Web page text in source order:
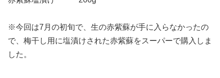
※今回は7月の初旬で、生の赤紫蘇が手に入らなかったの
で、梅干し用に塩漬けされた赤紫蘇をスーパーで購入しま
した。